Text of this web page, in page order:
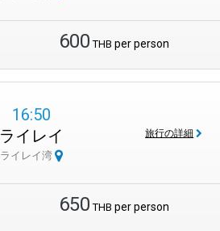
600 THB per person
16:50
ライレイ
ライレイ湾
旅行の詳細
650 THB per person